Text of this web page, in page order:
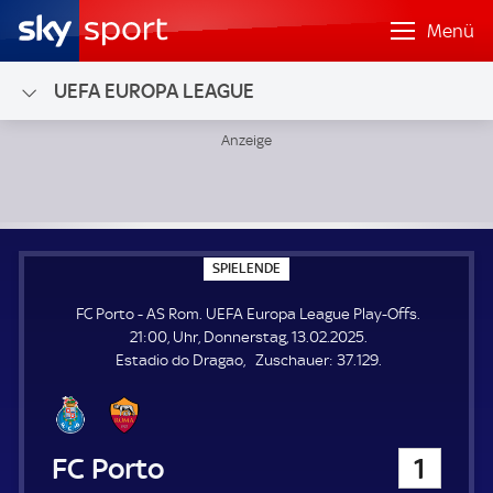
Menü
UEFA EUROPA LEAGUE
SPIELENDE
P
E
E
N
FC Porto - AS Rom. UEFA Europa League Play-Offs.
21:00, Uhr, Donnerstag, 13.02.2025.
Estadio do Dragao
Zuschauer: Z
37.129.
FC Porto 1